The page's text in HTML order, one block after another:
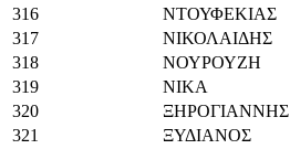
316
ΝΤΟΥΦΕΚΙΑΣ
317
ΝΙΚΟΛΑΙΔΗΣ
318
ΝΟΥΡΟΥΖΗ
319
ΝΙΚΑ
320
ΞΗΡΟΓΙΑΝΝΗΣ
321
ΞΥΔΙΑΝΟΣ